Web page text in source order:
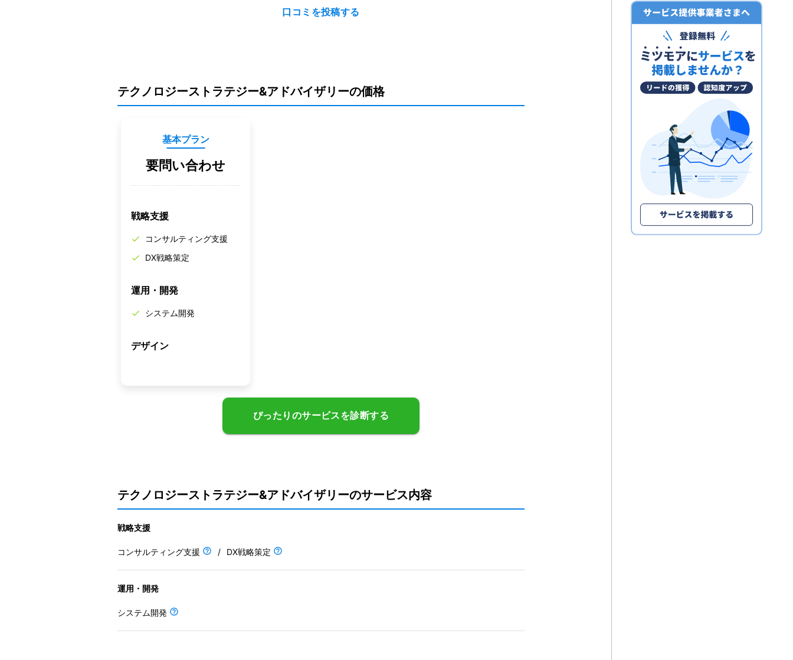
口コミを投稿する
テクノロジーストラテジー&アドバイザリーの価格
基本プラン
要問い合わせ
戦略支援
コンサルティング支援
DX戦略策定
運用・開発
システム開発
デザイン
ぴったりのサービスを診断する
テクノロジーストラテジー&アドバイザリーのサービス内容
戦略支援
コンサルティング支援 / DX戦略策定
運用・開発
システム開発